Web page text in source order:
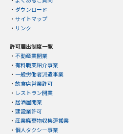
・ ダウンロード
・ サイトマップ
・ リンク
許可届出制度一覧
・ 不動産業開業
・ 有料職業紹介事業
・ 一般労働者派遣事業
・ 飲食店営業許可
・ レストラン開業
・ 居酒屋開業
・ 建設業許可
・ 産業廃棄物収集運搬業
・ 個人タクシー事業